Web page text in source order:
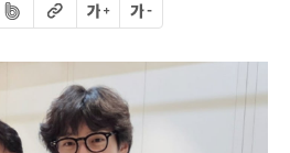
공유하기
밴드 공유하기
URL복사글자 크게글자 작게